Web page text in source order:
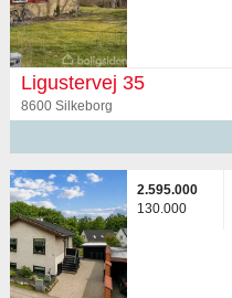
Ligustervej 35
8600 Silkeborg
2.595.000
130.000